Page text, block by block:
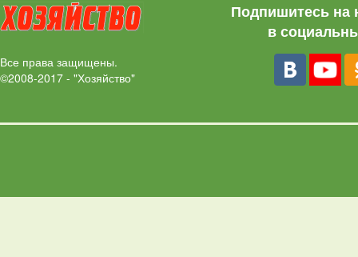
Все права защищены.
©2008-2017 - "Хозяйство"
Подпишитесь на
в